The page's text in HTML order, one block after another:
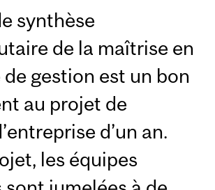
synthèse
de la maîtrise en
gestion est un bon
au projet de
d’un an.
les équipes